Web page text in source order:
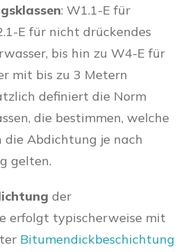
: W1.1-E für
E für nicht drückendes
bis hin zu W4-E für
mit bis zu 3 Metern
definiert die Norm
die bestimmen, welche
die Abdichtung je nach
gelten.
der
erfolgt typischerweise mit
Bitumendickbeschichtung